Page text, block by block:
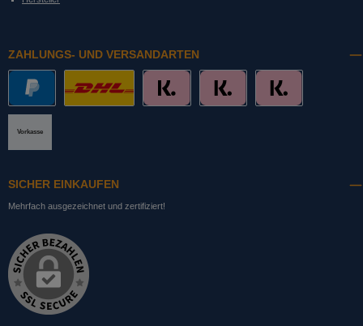
ZAHLUNGS- UND VERSANDARTEN
Vorkasse
SICHER EINKAUFEN
Mehrfach ausgezeichnet und zertifiziert!